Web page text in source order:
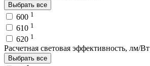
Выбрать все
600 1
610 1
620 1
Расчетная световая эффективность, лм/Вт
Выбрать все